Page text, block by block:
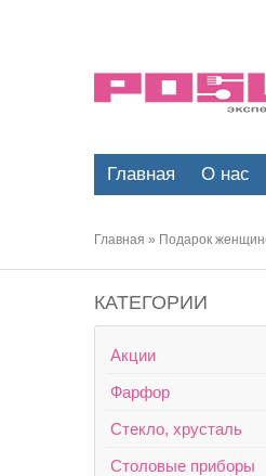
Главная О нас
Главная » Подарок
КАТЕГОРИИ
Акции
Фарфор
Стекло, хрусталь
Столовые приборы